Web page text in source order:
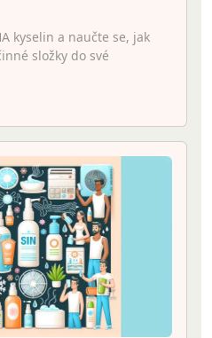
kyselin a naučte se, jak
složky do své